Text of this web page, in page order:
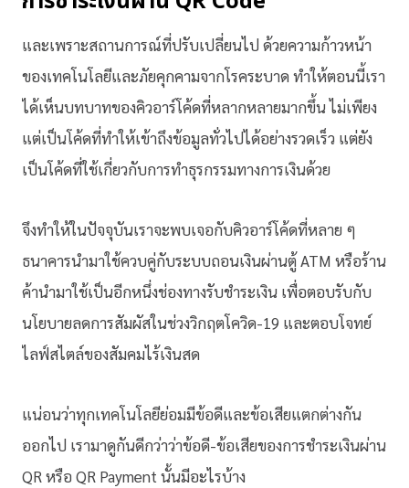
และเพราะสถานการณ์ที่ปรับเปลี่ยนไป ด้วยความก้าวหน้า
ของเทคโนโลยีและภัยคุกคามจากโรคระบาด ทำให้ตอนนี้เรา
ได้เห็นบทบาทของคิวอาร์โค้ดที่หลากหลายมากขึ้น ไม่เพียง
แต่เป็นโค้ดที่ทำให้เข้าถึงข้อมูลทั่วไปได้อย่างรวดเร็ว แต่ยัง
เป็นโค้ดที่ใช้เกี่ยวกับการทำธุรกรรมทางการเงินด้วย
จึงทำให้ในปัจจุบันเราจะพบเจอกับคิวอาร์โค้ดที่หลาย ๆ
ธนาคารนำมาใช้ควบคู่กับระบบถอนเงินผ่านตู้ ATM หรือร้าน
ค้านำมาใช้เป็นอีกหนึ่งช่องทางรับชำระเงิน เพื่อตอบรับกับ
นโยบายลดการสัมผัสในช่วงวิกฤตโควิด-19 และตอบโจทย์
ไลฟ์สไตล์ของสัมคมไร้เงินสด
แน่อนว่าทุกเทคโนโลยีย่อมมีข้อดีและข้อเสียแตกต่างกัน
ออกไป เรามาดูกันดีกว่าว่าข้อดี-ข้อเสียของการชำระเงินผ่าน
QR หรือ QR Payment นั้นมีอะไรบ้าง